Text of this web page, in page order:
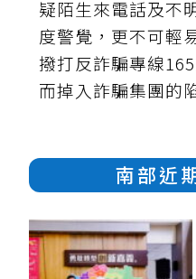
疑陌生來電話及不
度警覺，更不可輕
撥打反詐騙專線
而掉入詐騙集團的
南部近